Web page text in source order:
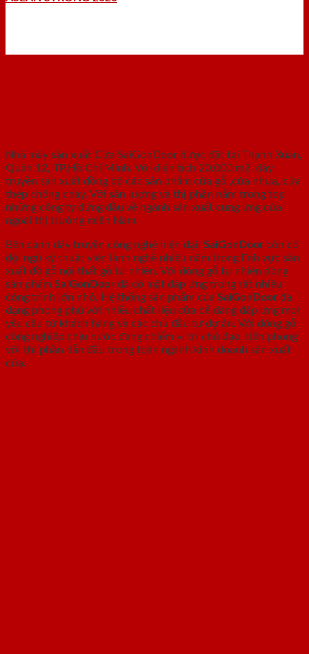
Nhà máy sản xuất Cửa SaiGonDoor được đặt tại Thạnh Xuân,
Quận 12, TP.Hồ Chí Minh. Với diện tích 20.000 m2, dây
truyền sản xuất đồng bộ các sản phẩm cửa gỗ ,cửa nhựa, cửa
thép chống cháy. Với sản lượng và thị phần nằm trong top
những công ty đứng đầu về ngành sản xuất cung ứng cửa
ngoài thị trường miền Nam.
Bên cạnh dây truyền công nghệ hiện đại, SaiGonDoor còn có
đội ngũ kỹ thuật viên lành nghề nhiều năm trong lĩnh vực sản
xuất đồ gỗ nội thất gỗ tự nhiên. Với dòng gỗ tự nhiên dòng
sản phẩm SaiGonDoor đã có mặt đáp ứng trong rất nhiều
công trình lớn nhỏ. Hệ thống sản phẩm của SaiGonDoor đa
dạng phong phú với nhiều chất liệu cửa dễ dàng đáp ứng mọi
yêu cầu từ khách hàng và các chủ đầu tư dự án. Với dòng gỗ
công nghiệp chịu nước đang chiếm vị trí chủ đạo, tiên phong
với thị phần dẫn đầu trong toàn ngành kinh doanh sản xuất
cửa.